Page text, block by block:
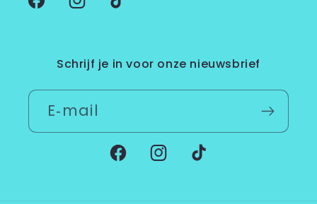
FacebookInstagram
TikTok
Schrijf je in voor onze nieuwsbrief
E‑mail
FacebookInstagram
TikTok